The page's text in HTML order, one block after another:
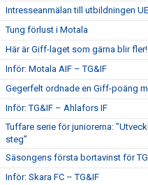
Intresseanmälan till utbildningen
Tung förlust i Motala
Här är Giff-laget som gärna blir fler!
Inför: Motala AIF – TG&IF
Gegerfelt ordnade en Giff-poäng
Inför: TG&IF – Ahlafors IF
Tuffare serie för juniorerna:
steg”
Säsongens första bortavinst för
Inför: Skara FC – TG&IF